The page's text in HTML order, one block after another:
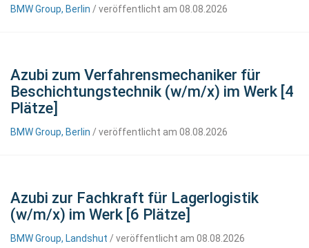
BMW Group, Berlin / veröffentlicht am 08.08.2026
Azubi zum Verfahrensmechaniker für
Beschichtungstechnik (w/m/x) im Werk [4
Plätze]
BMW Group, Berlin / veröffentlicht am 08.08.2026
Azubi zur Fachkraft für Lagerlogistik
(w/m/x) im Werk [6 Plätze]
BMW Group, Landshut / veröffentlicht am 08.08.2026